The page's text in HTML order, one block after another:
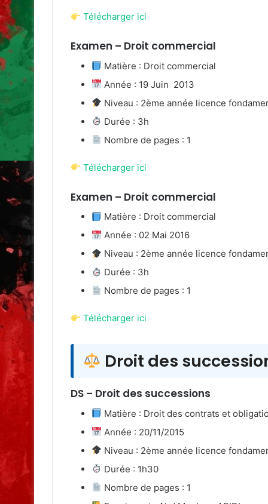
Télécharger ici
Examen – Droit commercial
Matière : Droit commercial
Année : 19 Juin 2013
Niveau : 2ème année licence
Durée : 3h
Nombre de pages : 1
Télécharger ici
Examen – Droit commercial
Matière : Droit commercial
Année : 02 Mai 2016
Niveau : 2ème année licence
Durée : 3h
Nombre de pages : 1
Télécharger ici
Droit des
DS – Droit des successions
Matière : Droit des contrats et
Année : 20/11/2015
Niveau : 2ème année licence
Durée : 1h30
Nombre de pages : 1